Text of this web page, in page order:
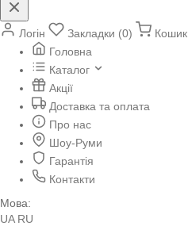
Логін Закладки (0)
Кошик
Головна
Каталог
Акції
Доставка та оплата
Про нас
Шоу-Руми
Гарантія
Контакти
Мова:
UA RU